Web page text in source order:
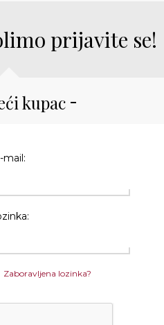
prijavite se!
kupac
mail:
Zaboravljena lozinka?